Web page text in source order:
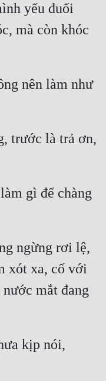
yếu đuối
mà còn khóc
nên làm như
trước là trả ơn,
gì để chàng
ngừng rơi lệ,
xót xa, cố với
mắt đang
kịp nói,